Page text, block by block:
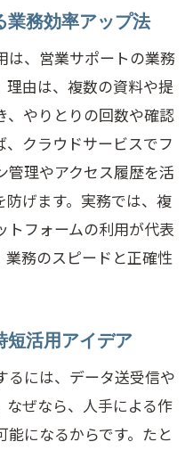
業務効率アップ法
は、営業サポートの業務
理由は、複数の資料や提
、やりとりの回数や確認
クラウドサービスでフ
管理やアクセス履歴を活
げます。実務では、複
トフォームの利用が代表
業務のスピードと正確性
短活用アイデア
るには、データ送受信や
ぜなら、人手による作
になるからです。たと